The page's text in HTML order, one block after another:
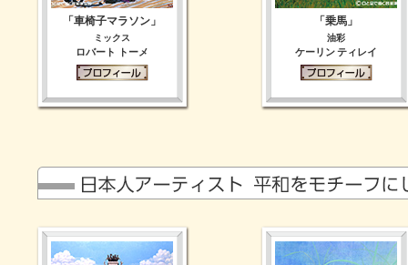
「車椅子マラソン」
ミックス
ロバート トーメ
「乗馬」
油彩
ケーリン ティレイ